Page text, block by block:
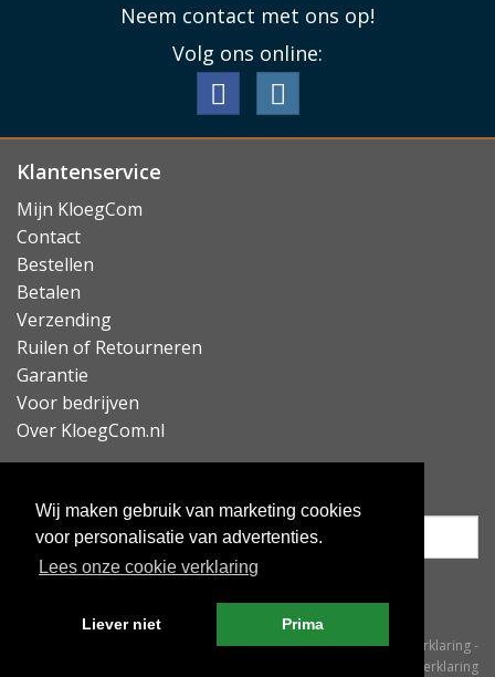
Wij maken gebruik van marketing cookies
voor personalisatie van advertenties.
Lees onze cookie verklaring
Liever niet Prima
Neem contact met ons op!
Volg ons online:
Klantenservice
Mijn KloegCom
Contact
Bestellen
Betalen
Verzending
Ruilen of Retourneren
Garantie
Voor bedrijven
Over KloegCom.nl
Algemene voorwaarden-Cookieverklaring-
Privacyverklaring